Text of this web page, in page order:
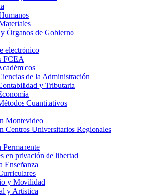
y Órganos de Gobierno
electrónico
FCEA
de la Administración
y Tributaria
Cuantitativos
Montevideo
Centros Universitarios Regionales
Permanente
en privación de libertad
Enseñanza
y Movilidad
y Artística